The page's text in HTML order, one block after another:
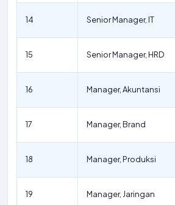
14 Senior Manager, IT
15 Senior Manager, HRD
16 Manager, Akuntansi
17 Manager, Brand
18 Manager, Produksi
19 Manager, Jaringan